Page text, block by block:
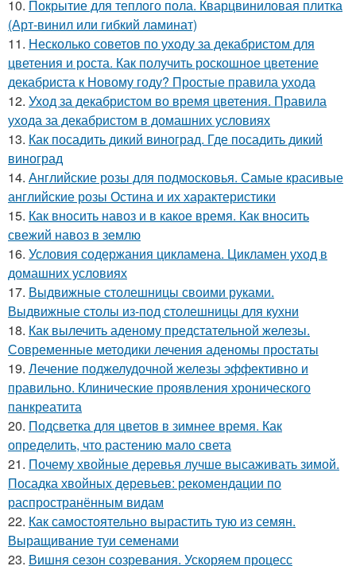
10. Покрытие для теплого пола. Кварцвиниловая плитка
(Арт-винил или гибкий ламинат)
11. Несколько советов по уходу за декабристом для
цветения и роста. Как получить роскошное цветение
декабриста к Новому году? Простые правила ухода
12. Уход за декабристом во время цветения. Правила
ухода за декабристом в домашних условиях
13. Как посадить дикий виноград. Где посадить дикий
виноград
14. Английские розы для подмосковья. Самые красивые
английские розы Остина и их характеристики
15. Как вносить навоз и в какое время. Как вносить
свежий навоз в землю
16. Условия содержания цикламена. Цикламен уход в
домашних условиях
17. Выдвижные столешницы своими руками.
Выдвижные столы из-под столешницы для кухни
18. Как вылечить аденому предстательной железы.
Современные методики лечения аденомы простаты
19. Лечение поджелудочной железы эффективно и
правильно. Клинические проявления хронического
панкреатита
20. Подсветка для цветов в зимнее время. Как
определить, что растению мало света
21. Почему хвойные деревья лучше высаживать зимой.
Посадка хвойных деревьев: рекомендации по
распространённым видам
22. Как самостоятельно вырастить тую из семян.
Выращивание туи семенами
23. Вишня сезон созревания. Ускоряем процесс